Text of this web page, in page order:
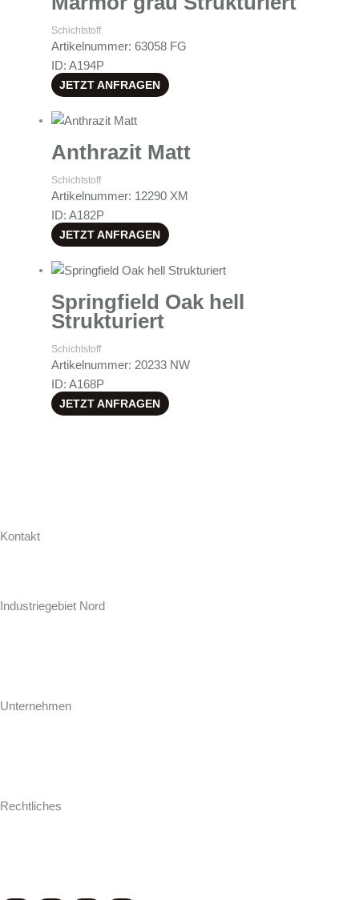
Schichtstoff
Artikelnummer: 63058 FG
ID: A194P
JETZT ANFRAGEN
Anthrazit Matt
Schichtstoff
Artikelnummer: 12290 XM
ID: A182P
JETZT ANFRAGEN
Springfield Oak hell
Strukturiert
Schichtstoff
Artikelnummer: 20233 NW
ID: A168P
JETZT ANFRAGEN
Kontakt
Industriegebiet Nord
Unternehmen
Rechtliches